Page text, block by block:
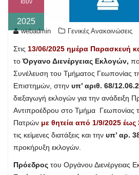
2025
webadmin Γενικές Ανακοινώσεις
Στις 13/06/2025 ημέρα Παρασκευή
τοΌργανο Διενέργειας Εκλογών,
Συνέλευση του Τμήματος Γεωπονίας
Επιστημών, στην υπ’ αριθ. 68/
διεξαγωγή εκλογών για την ανάδειξη
Αντιπροέδρου στο Τμήμα Γεωπονίας
Πατρών με θητεία από 1/9/2025 έως
τις κείμενες διατάξεις και την υπ’ αρ.
προκήρυξη εκλογών.
Πρόεδρος του Οργάνου Διενέργειας